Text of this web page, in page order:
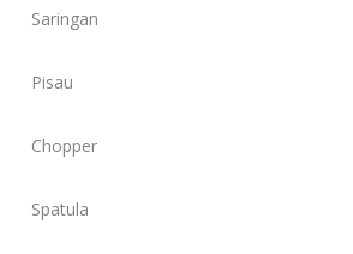
Saringan
Pisau
Chopper
Spatula